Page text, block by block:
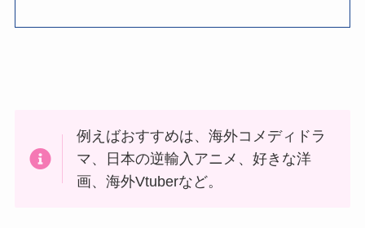
例えばおすすめは、海外コメディドラ
マ、日本の逆輸入アニメ、好きな洋
画、海外Vtuberなど。